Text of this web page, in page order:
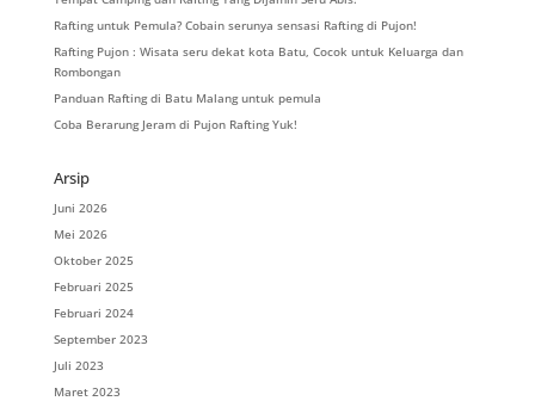
Rafting untuk Pemula? Cobain serunya sensasi Rafting di Pujon!
Rafting Pujon : Wisata seru dekat kota Batu, Cocok untuk Keluarga dan
Rombongan
Panduan Rafting di Batu Malang untuk pemula
Coba Berarung Jeram di Pujon Rafting Yuk!
Arsip
Juni 2026
Mei 2026
Oktober 2025
Februari 2025
Februari 2024
September 2023
Juli 2023
Maret 2023